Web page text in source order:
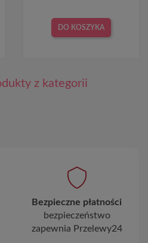
DO KOSZYKA
z kategorii
Bezpieczne płatności
bezpieczeństwo
zapewnia Przelewy24